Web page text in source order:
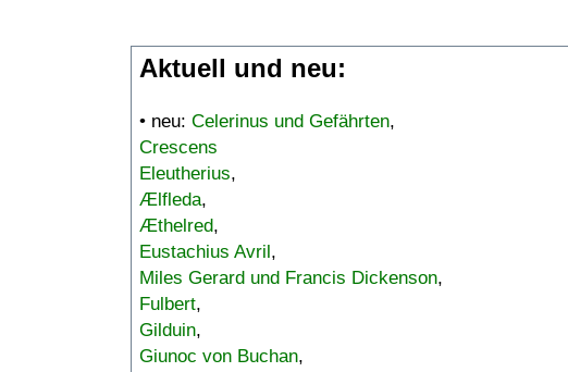
Aktuell und neu:
• neu: Celerinus und Gefährten,
Crescens
Eleutherius,
Ælfleda,
Æthelred,
Eustachius Avril,
Miles Gerard und Francis Dickenson,
Fulbert,
Gilduin,
Giunoc von Buchan,